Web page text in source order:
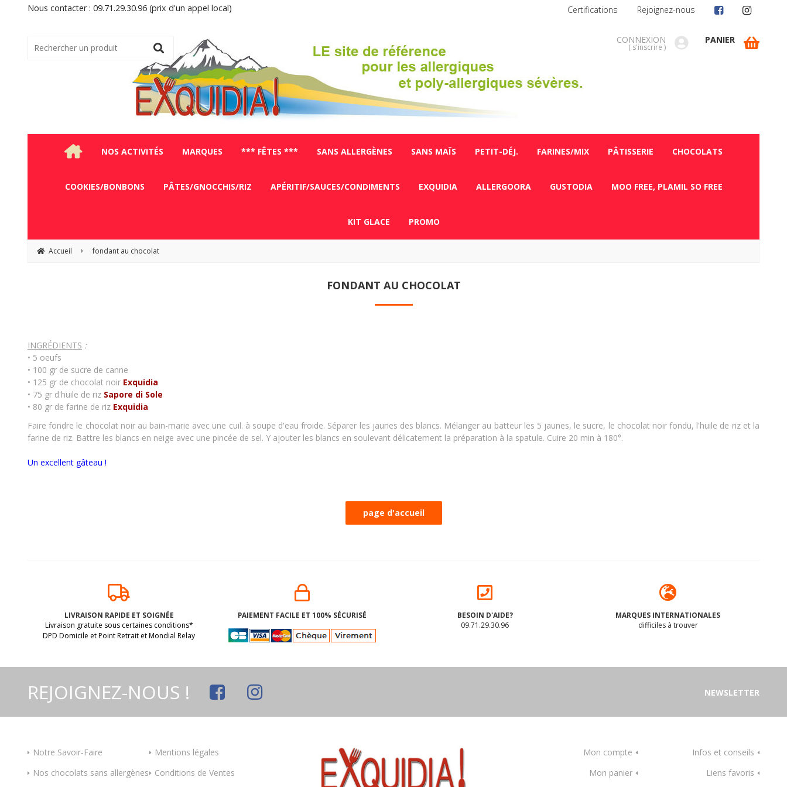
Nous contacter : 09.71.29.30.96 (prix d'un appel local)
CONNEXION
( s'inscrire )
PANIER
NOS ACTIVITÉS MARQUES *** FÊTES *** SANS ALLERGÈNES SANS MAÏS PETIT-DÉJ. FARINES/MIX PÂTISSERIE CHOCOLATS
COOKIES/BONBONS PÂTES/GNOCCHIS/RIZ APÉRITIF/SAUCES/CONDIMENTS EXQUIDIA ALLERGOORA GUSTODIA MOO FREE, PLAMIL SO FREE
KIT GLACE PROMO
Accueil fondant au chocolat
FONDANT AU CHOCOLAT
INGRÉDIENTS :
• 5 oeufs
• 100 gr de sucre de canne
• 125 gr de chocolat noir Exquidia
• 75 gr d'huile de riz Sapore di Sole
• 80 gr de farine de riz Exquidia
Faire fondre le chocolat noir au bain-marie avec une cuil. à soupe d'eau froide. Séparer les jaunes des blancs. Mélanger au batteur les 5 jaunes, le sucre, le chocolat noir fondu, l'huile de riz et la
farine de riz. Battre les blancs en neige avec une pincée de sel. Y ajouter les blancs en soulevant délicatement la préparation à la spatule. Cuire 20 min à 180°.
Un excellent gâteau !
Certifications Rejoignez-nous
LIVRAISON RAPIDE ET SOIGNÉE
Livraison gratuite sous certaines conditions*
DPD Domicile et Point Retrait et Mondial Relay
PAIEMENT FACILE ET 100% SÉCURISÉ BESOIN D'AIDE?
09.71.29.30.96
MARQUES INTERNATIONALES
difficiles à trouver
REJOIGNEZ-NOUS ! NEWSLETTER
Notre Savoir-Faire
Mentions légales
Nos chocolats sans allergènes
Conditions de Ventes
Mon compte
Infos et conseils
Mon panier
Liens favoris